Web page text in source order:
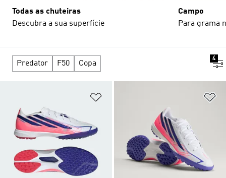
Todas as chuteiras
Descubra a sua superfície
Campo
Para grama
Predator F50 Copa
4
Adicionar à Lista de Desejos